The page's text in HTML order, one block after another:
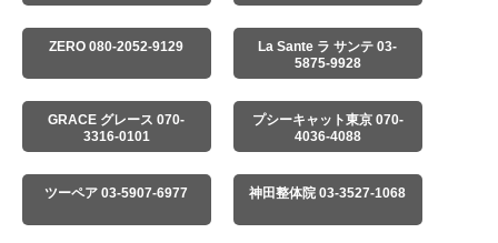
ZERO 080-2052-9129
La Sante ラ サンテ 03-
5875-9928
GRACE グレース 070-
3316-0101
プシーキャット東京 070-
4036-4088
ツーペア 03-5907-6977 神田整体院 03-3527-1068